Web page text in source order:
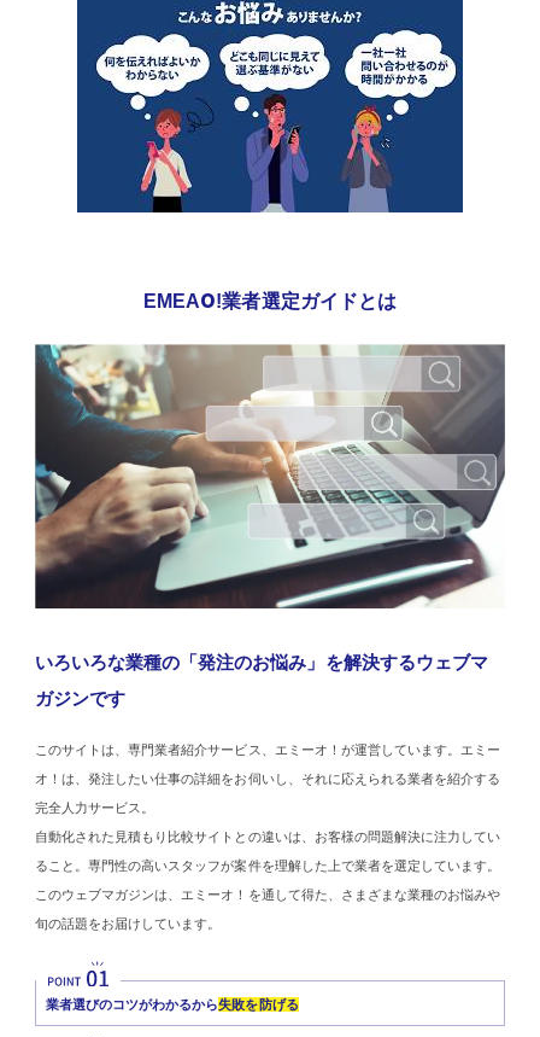
EMEAO!業者選定ガイドとは
いろいろな業種の「発注のお悩み」を解決するウェブマ
ガジンです
このサイトは、専門業者紹介サービス、エミーオ！が運営しています。エミー
オ！は、発注したい仕事の詳細をお伺いし、それに応えられる業者を紹介する
完全人力サービス。
自動化された見積もり比較サイトとの違いは、お客様の問題解決に注力してい
ること。専門性の高いスタッフが案件を理解した上で業者を選定しています。
このウェブマガジンは、エミーオ！を通して得た、さまざまな業種のお悩みや
旬の話題をお届けしています。
業者選びのコツがわかるから失敗を防げる